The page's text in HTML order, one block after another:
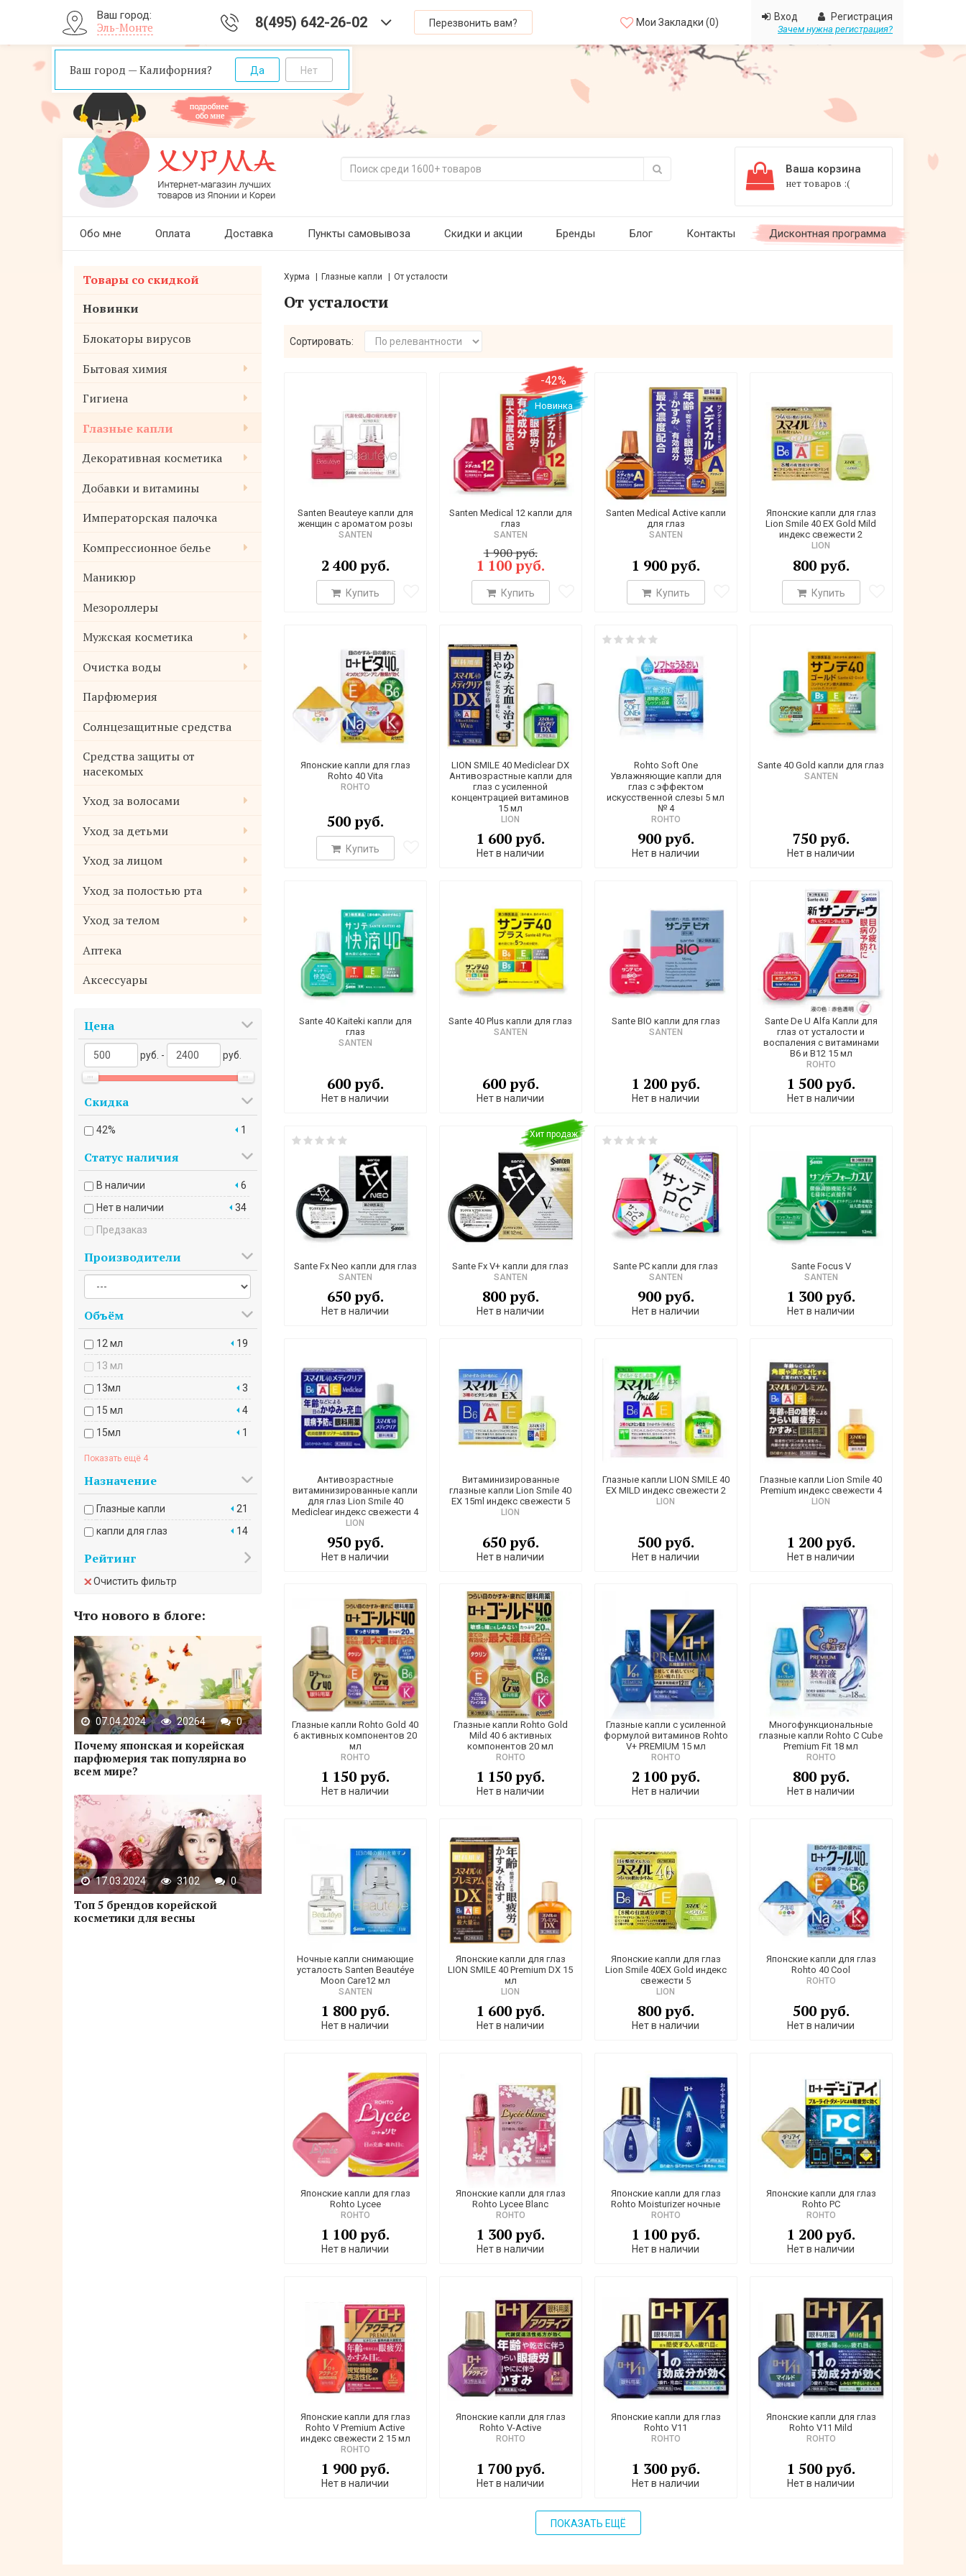
Ваш город:
Эль-Монте
Ваш город — Калифорния?
8(495) 642-26-02 Перезвонить вам? Мои Закладки (0)
Вход Регистрация
Зачем нужна регистрация?
Ваша корзина
нет товаров :(
Обо мне Оплата Доставка Пункты самовывоза Скидки и акции Бренды Блог Контакты Дисконтная программа
Товары со скидкой
Новинки
Блокаторы вирусов
Бытовая химия
Гигиена
Глазные капли
Декоративная косметика
Добавки и витамины
Императорская палочка
Компрессионное белье
Маникюр
Мезороллеры
Мужская косметика
Очистка воды
Парфюмерия
Солнцезащитные средства
Средства защиты от
насекомых
Уход за волосами
Уход за детьми
Уход за лицом
Уход за полостью рта
Уход за телом
Аптека
Аксессуары
Цена
руб. - руб.
Скидка
42% 1
Статус наличия
В наличии
6
Нет в наличии
34
Предзаказ
Производители
Объём
12 мл
19
13 мл
13мл
3
15 мл
4
15мл
1
18 мл
20 мл
8 мл
Показать ещё 4
Назначение
Глазные капли
21
капли для глаз
14
Рейтинг
Очистить фильтр
Что нового в блоге:
07.04.2024 20264 0
Почему японская и корейская
парфюмерия так популярна во
всем мире?
17.03.2024 3102 0
Топ 5 брендов корейской
косметики для весны
Хурма Глазные капли От усталости
От усталости
Сортировать:
Santen Beauteye капли для
женщин с ароматом розы
SANTEN
2 400 руб.
Купить
-42%
Новинка
Santen Medical 12 капли для
глаз
SANTEN
1 900 руб.
1 100 руб.
Купить
Santen Medical Active капли
для глаз
SANTEN
1 900 руб.
Купить
Японские капли для глаз
Lion Smile 40 EX Gold Mild
индекс свежести 2
LION
800 руб.
Купить
Японские капли для глаз
Rohto 40 Vita
ROHTO
500 руб.
Купить
LION SMILE 40 Mediclear DX
Антивозрастные капли для
глаз с усиленной
концентрацией витаминов
15 мл
LION
1 600 руб.
Нет в наличии
Rohto Soft One
Увлажняющие капли для
глаз с эффектом
искусственной слезы 5 мл
№ 4
ROHTO
900 руб.
Нет в наличии
Sante 40 Gold капли для глаз
SANTEN
750 руб.
Нет в наличии
Sante 40 Kaiteki капли для
глаз
SANTEN
600 руб.
Нет в наличии
Sante 40 Plus капли для глаз
SANTEN
600 руб.
Нет в наличии
Sante BIO капли для глаз
SANTEN
1 200 руб.
Нет в наличии
Sante De U Alfa Капли для
глаз от усталости и
воспаления с витаминами
B6 и B12 15 мл
ROHTO
1 500 руб.
Нет в наличии
Sante Fx Neo капли для глаз
SANTEN
650 руб.
Нет в наличии
Хит продаж
Sante Fx V+ капли для глаз
SANTEN
800 руб.
Нет в наличии
Sante PC капли для глаз
SANTEN
900 руб.
Нет в наличии
Sаnte Focus V
SANTEN
1 300 руб.
Нет в наличии
Антивозрастные
витаминизированные капли
для глаз Lion Smile 40
Mediclear индекс свежести 4
LION
950 руб.
Нет в наличии
Витаминизированные
глазные капли Lion Smile 40
EX 15ml индекс свежести 5
LION
650 руб.
Нет в наличии
Глазные капли LION SMILE 40
EX MILD индекс свежести 2
LION
500 руб.
Нет в наличии
Глазные капли Lion Smile 40
Premium индекс свежести 4
LION
1 200 руб.
Нет в наличии
Глазные капли Rohto Gold 40
6 активных компонентов 20
мл
ROHTO
1 150 руб.
Нет в наличии
Глазные капли Rohto Gold
Mild 40 6 активных
компонентов 20 мл
ROHTO
1 150 руб.
Нет в наличии
Глазные капли с усиленной
формулой витаминов Rohto
V+ PREMIUM 15 мл
ROHTO
2 100 руб.
Нет в наличии
Многофункциональные
глазные капли Rohto C Cube
Premium Fit 18 мл
ROHTO
800 руб.
Нет в наличии
Ночные капли снимающие
усталость Santen Beautéye
Moon Care12 мл
SANTEN
1 800 руб.
Нет в наличии
Японские капли для глаз
LION SMILE 40 Premium DX 15
мл
LION
1 600 руб.
Нет в наличии
Японские капли для глаз
Lion Smile 40EX Gold индекс
свежести 5
LION
800 руб.
Нет в наличии
Японские капли для глаз
Rohto 40 Cool
ROHTO
500 руб.
Нет в наличии
Японские капли для глаз
Rohto Lycee
ROHTO
1 100 руб.
Нет в наличии
Японские капли для глаз
Rohto Lycee Blanc
ROHTO
1 300 руб.
Нет в наличии
Японские капли для глаз
Rohto Moisturizer ночные
ROHTO
1 100 руб.
Нет в наличии
Японские капли для глаз
Rohto PС
ROHTO
1 200 руб.
Нет в наличии
Японские капли для глаз
Rohto V Premium Active
индекс свежести 2 15 мл
ROHTO
1 900 руб.
Нет в наличии
Японские капли для глаз
Rohto V-Active
ROHTO
1 700 руб.
Нет в наличии
Японские капли для глаз
Rohto V11
ROHTO
1 300 руб.
Нет в наличии
Японские капли для глаз
Rohto V11 Mild
ROHTO
1 500 руб.
Нет в наличии
ПОКАЗАТЬ ЕЩЁ